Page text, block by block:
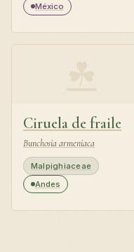
México
Ciruela de fraile
Bunchosia armeniaca
Malpighiaceae
Andes